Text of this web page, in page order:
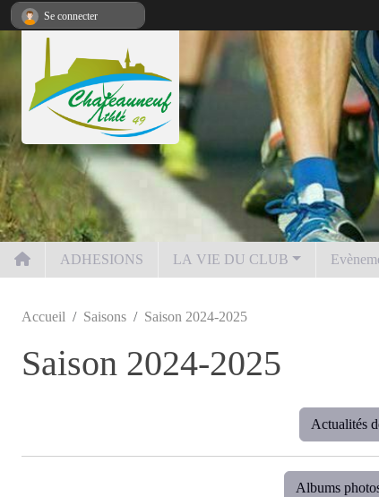
ADHESIONS LA VIE DU CLUB
Accueil Saisons Saison 2024-2025
Saison 2024-2025
Actualités
Albums
Se connecter
Panneau de gestion des cookies